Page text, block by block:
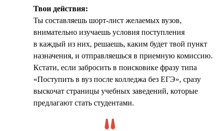
Твои действия:
Ты составляешь шорт-лист желаемых вузов,
внимательно изучаешь условия поступления
в каждый из них, решаешь, каким будет твой пункт
назначения, и отправляешься в приемную комиссию.
Кстати, если забросить в поисковике фразу типа
«Поступить в вуз после колледжа без ЕГЭ», сразу
выскочат страницы учебных заведений, которые
предлагают стать студентами.